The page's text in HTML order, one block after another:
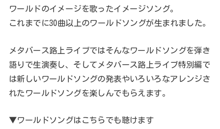
ワールドのイメージを歌ったイメージソング。
これまでに30曲以上のワールドソングが生まれました。
メタバース路上ライブではそんなワールドソングを弾き
語りで生演奏し、そしてメタバース路上ライブ特別編で
は新しいワールドソングの発表やいろいろなアレンジさ
れたワールドソングを楽しんでもらえます。
▼ワールドソングはこちらでも聴けます